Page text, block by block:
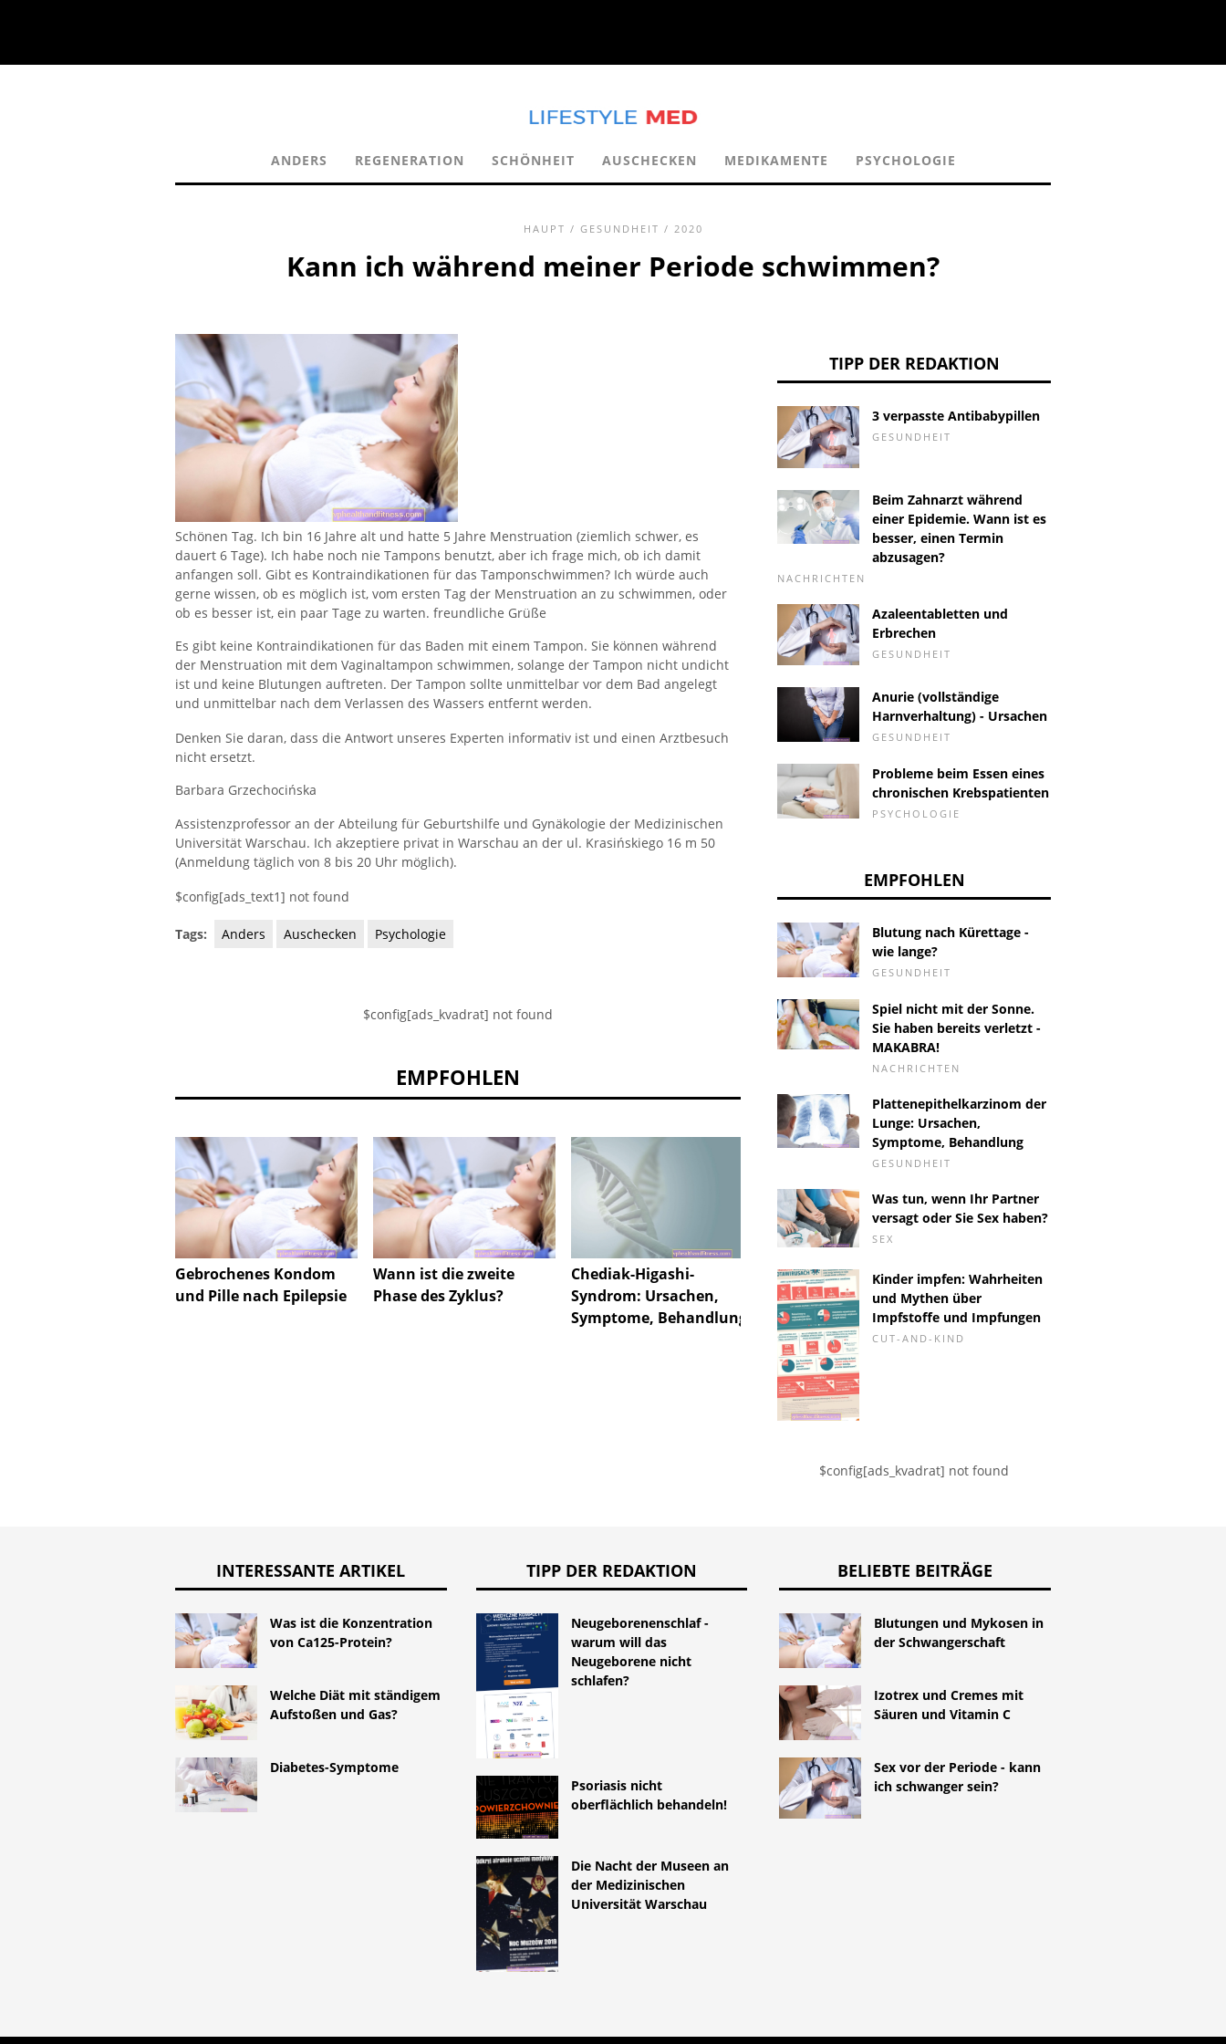
ANDERS REGENERATION SCHÖNHEIT AUSCHECKEN MEDIKAMENTE PSYCHOLOGIE
HAUPT / GESUNDHEIT / 2020
Kann ich während meiner Periode schwimmen?
Schönen Tag. Ich bin 16 Jahre alt und hatte 5 Jahre Menstruation (ziemlich schwer, es
dauert 6 Tage). Ich habe noch nie Tampons benutzt, aber ich frage mich, ob ich damit
anfangen soll. Gibt es Kontraindikationen für das Tamponschwimmen? Ich würde auch
gerne wissen, ob es möglich ist, vom ersten Tag der Menstruation an zu schwimmen, oder
ob es besser ist, ein paar Tage zu warten. freundliche Grüße
Es gibt keine Kontraindikationen für das Baden mit einem Tampon. Sie können während
der Menstruation mit dem Vaginaltampon schwimmen, solange der Tampon nicht undicht
ist und keine Blutungen auftreten. Der Tampon sollte unmittelbar vor dem Bad angelegt
und unmittelbar nach dem Verlassen des Wassers entfernt werden.
Denken Sie daran, dass die Antwort unseres Experten informativ ist und einen Arztbesuch
nicht ersetzt.
Barbara Grzechocińska
Assistenzprofessor an der Abteilung für Geburtshilfe und Gynäkologie der Medizinischen
Universität Warschau. Ich akzeptiere privat in Warschau an der ul. Krasińskiego 16 m 50
(Anmeldung täglich von 8 bis 20 Uhr möglich).
$config[ads_text1] not found
Tags: Anders Auschecken Psychologie
$config[ads_kvadrat] not found
EMPFOHLEN
Gebrochenes Kondom
und Pille nach Epilepsie
Wann ist die zweite
Phase des Zyklus?
Chediak-Higashi-
Syndrom: Ursachen,
Symptome, Behandlung
Leberadenom und
Hormontherapie
Unterbrechung der
Wurzelkanalbehandlung
TIPP DER REDAKTION
3 verpasste Antibabypillen
GESUNDHEIT
Beim Zahnarzt während
einer Epidemie. Wann ist es
besser, einen Termin
abzusagen?
NACHRICHTEN
Azaleentabletten und
Erbrechen
GESUNDHEIT
Anurie (vollständige
Harnverhaltung) - Ursachen
GESUNDHEIT
Probleme beim Essen eines
chronischen Krebspatienten
PSYCHOLOGIE
EMPFOHLEN
Blutung nach Kürettage -
wie lange?
GESUNDHEIT
Spiel nicht mit der Sonne.
Sie haben bereits verletzt -
MAKABRA!
NACHRICHTEN
Plattenepithelkarzinom der
Lunge: Ursachen,
Symptome, Behandlung
GESUNDHEIT
Was tun, wenn Ihr Partner
versagt oder Sie Sex haben?
SEX
Kinder impfen: Wahrheiten
und Mythen über
Impfstoffe und Impfungen
CUT-AND-KIND
$config[ads_kvadrat] not found
INTERESSANTE ARTIKEL
Was ist die Konzentration
von Ca125-Protein?
Welche Diät mit ständigem
Aufstoßen und Gas?
Diabetes-Symptome
TIPP DER REDAKTION
Neugeborenenschlaf -
warum will das
Neugeborene nicht
schlafen?
Psoriasis nicht
oberflächlich behandeln!
Die Nacht der Museen an
der Medizinischen
Universität Warschau
BELIEBTE BEITRÄGE
Blutungen und Mykosen in
der Schwangerschaft
Izotrex und Cremes mit
Säuren und Vitamin C
Sex vor der Periode - kann
ich schwanger sein?